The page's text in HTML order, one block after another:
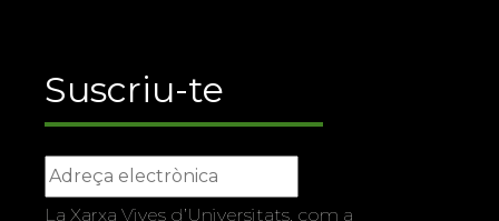
Suscriu-te
La Xarxa Vives d’Universitats, com a